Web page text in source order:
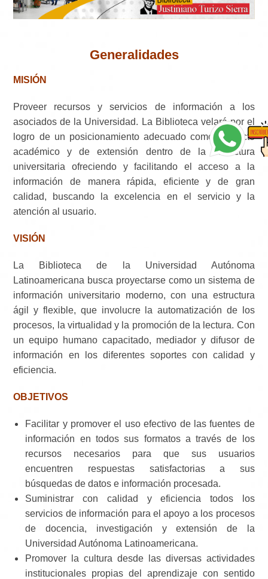
Generalidades
MISIÓN
Proveer recursos y servicios de información a los
asociados de la Universidad. La Biblioteca velará por el
logro de un posicionamiento adecuado como proyecto
académico y de extensión dentro de la estructura
universitaria ofreciendo y facilitando el acceso a la
información de manera rápida, eficiente y de gran
calidad, buscando la excelencia en el servicio y la
atención al usuario.
VISIÓN
La Biblioteca de la Universidad Autónoma
Latinoamericana busca proyectarse como un sistema de
información universitario moderno, con una estructura
ágil y flexible, que involucre la automatización de los
procesos, la virtualidad y la promoción de la lectura. Con
un equipo humano capacitado, mediador y difusor de
información en los diferentes soportes con calidad y
eficiencia.
OBJETIVOS
Facilitar y promover el uso efectivo de las fuentes de
información en todos sus formatos a través de los
recursos necesarios para que sus usuarios
encuentren respuestas satisfactorias a sus
búsquedas de datos e información procesada.
Suministrar con calidad y eficiencia todos los
servicios de información para el apoyo a los procesos
de docencia, investigación y extensión de la
Universidad Autónoma Latinoamericana.
Promover la cultura desde las diversas actividades
institucionales propias del aprendizaje con sentido